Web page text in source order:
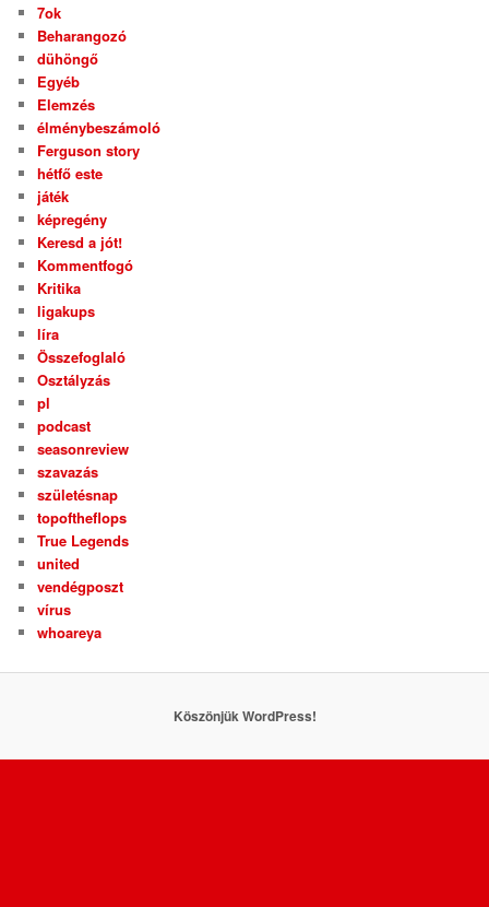
7ok
Beharangozó
dühöngő
Egyéb
Elemzés
élménybeszámoló
Ferguson story
hétfő este
játék
képregény
Keresd a jót!
Kommentfogó
Kritika
ligakups
líra
Összefoglaló
Osztályzás
pl
podcast
seasonreview
szavazás
születésnap
topoftheflops
True Legends
united
vendégposzt
vírus
whoareya
Köszönjük WordPress!